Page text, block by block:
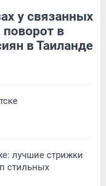
у связанных
в
в Таиланде
лучшие стрижки
стильных